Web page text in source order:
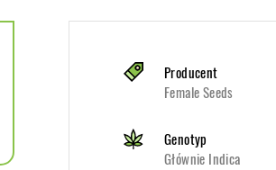
Producent
Female Seeds
Genotyp
Głównie Indica